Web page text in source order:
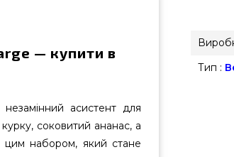
— купити в
асистент для
соковитий ананас, а
цим набором, який стане
Тип :